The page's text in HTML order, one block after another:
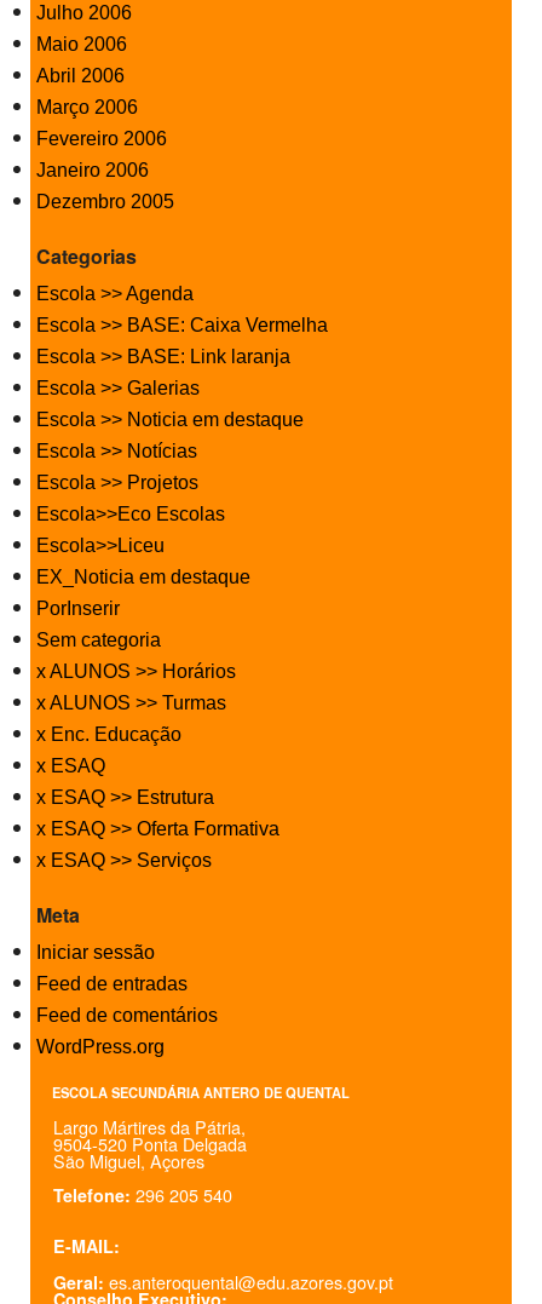
Julho 2006
Maio 2006
Abril 2006
Março 2006
Fevereiro 2006
Janeiro 2006
Dezembro 2005
Categorias
Escola >> Agenda
Escola >> BASE: Caixa Vermelha
Escola >> BASE: Link laranja
Escola >> Galerias
Escola >> Noticia em destaque
Escola >> Notícias
Escola >> Projetos
Escola>>Eco Escolas
Escola>>Liceu
EX_Noticia em destaque
PorInserir
Sem categoria
x ALUNOS >> Horários
x ALUNOS >> Turmas
x Enc. Educação
x ESAQ
x ESAQ >> Estrutura
x ESAQ >> Oferta Formativa
x ESAQ >> Serviços
Meta
Iniciar sessão
Feed de entradas
Feed de comentários
WordPress.org
ESCOLA SECUNDÁRIA ANTERO DE QUENTAL
Largo Mártires da Pátria,
9504-520 Ponta Delgada
São Miguel, Açores
Telefone: 296 205 540
E-MAIL:
Geral: es.anteroquental@edu.azores.gov.pt